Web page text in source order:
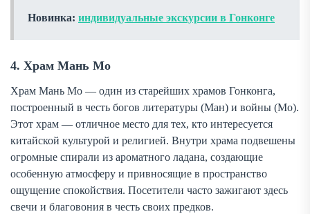
Новинка: индивидуальные экскурсии в Гонконге
4. Храм Мань Мо
Храм Мань Мо — один из старейших храмов Гонконга,
построенный в честь богов литературы (Ман) и войны (Мо).
Этот храм — отличное место для тех, кто интересуется
китайской культурой и религией. Внутри храма подвешены
огромные спирали из ароматного ладана, создающие
особенную атмосферу и привносящие в пространство
ощущение спокойствия. Посетители часто зажигают здесь
свечи и благовония в честь своих предков.